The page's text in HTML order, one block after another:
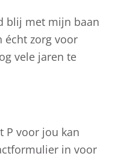
blij met mijn baan
écht zorg voor
vele jaren te
P voor jou kan
in voor